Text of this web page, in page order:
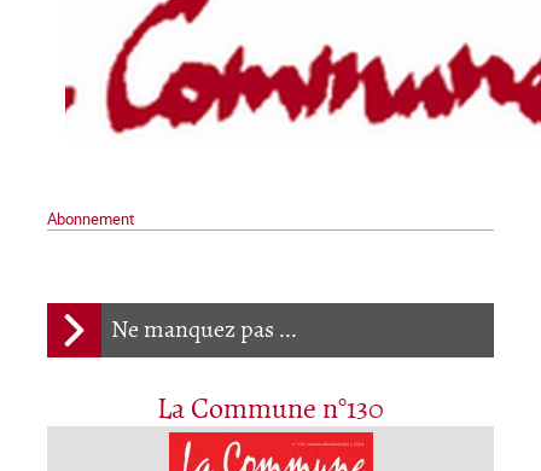
Ne manquez pas ...
La Commune n°130
Abonnement